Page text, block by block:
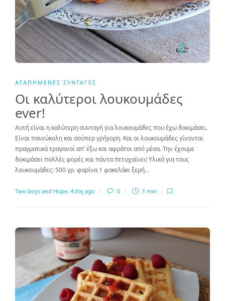
ΑΓΑΠΗΜΈΝΕΣ ΣΥΝΤΑΓΈΣ
Οι καλύτεροι λουκουμάδες
ever!
Αυτή είναι η καλύτερη συνταγή για λουκουμάδες που έχω δοκιμάσει.
Είναι πανεύκολη και σούπερ γρήγορη. Και οι λουκουμάδες γίνονται
πραγματικά τραγανοί απ’ έξω και αφράτοι από μέσα. Την έχουμε
δοκιμάσει πολλές φορές και πάντα πετυχαίνει! Υλικά για τους
λουκουμάδες: 500 γρ. φαρίνα 1 φακελάκι ξερή…
Two boys and Hope, 4 έτη ago 0 1 min